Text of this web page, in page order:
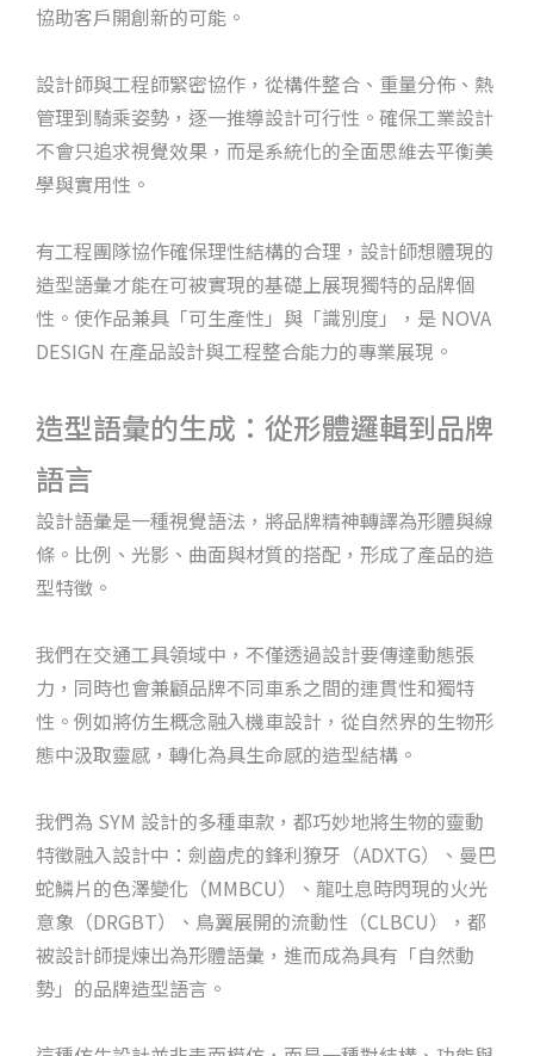
協助客戶開創新的可能。
設計師與工程師緊密協作，從構件整合、重量分佈、熱
管理到騎乘姿勢，逐一推導設計可行性。確保工業設計
不會只追求視覺效果，而是系統化的全面思維去平衡美
學與實用性。
有工程團隊協作確保理性結構的合理，設計師想體現的
造型語彙才能在可被實現的基礎上展現獨特的品牌個
性。使作品兼具「可生產性」與「識別度」，是 NOVA
DESIGN 在產品設計與工程整合能力的專業展現。
造型語彙的生成：從形體邏輯到品牌
語言
設計語彙是一種視覺語法，將品牌精神轉譯為形體與線
條。比例、光影、曲面與材質的搭配，形成了產品的造
型特徵。
我們在交通工具領域中，不僅透過設計要傳達動態張
力，同時也會兼顧品牌不同車系之間的連貫性和獨特
性。例如將仿生概念融入機車設計，從自然界的生物形
態中汲取靈感，轉化為具生命感的造型結構。
我們為 SYM 設計的多種車款，都巧妙地將生物的靈動
特徵融入設計中：劍齒虎的鋒利獠牙（ADXTG）、曼巴
蛇鱗片的色澤變化（MMBCU）、龍吐息時閃現的火光
意象（DRGBT）、鳥翼展開的流動性（CLBCU），都
被設計師提煉出為形體語彙，進而成為具有「自然動
勢」的品牌造型語言。